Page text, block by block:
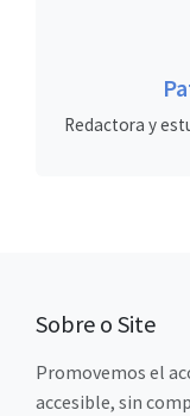
Redactora y
Sobre o Site
Promovemos el
accesible, sin